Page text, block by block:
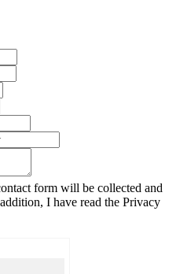
form will be collected and
I have read the Privacy